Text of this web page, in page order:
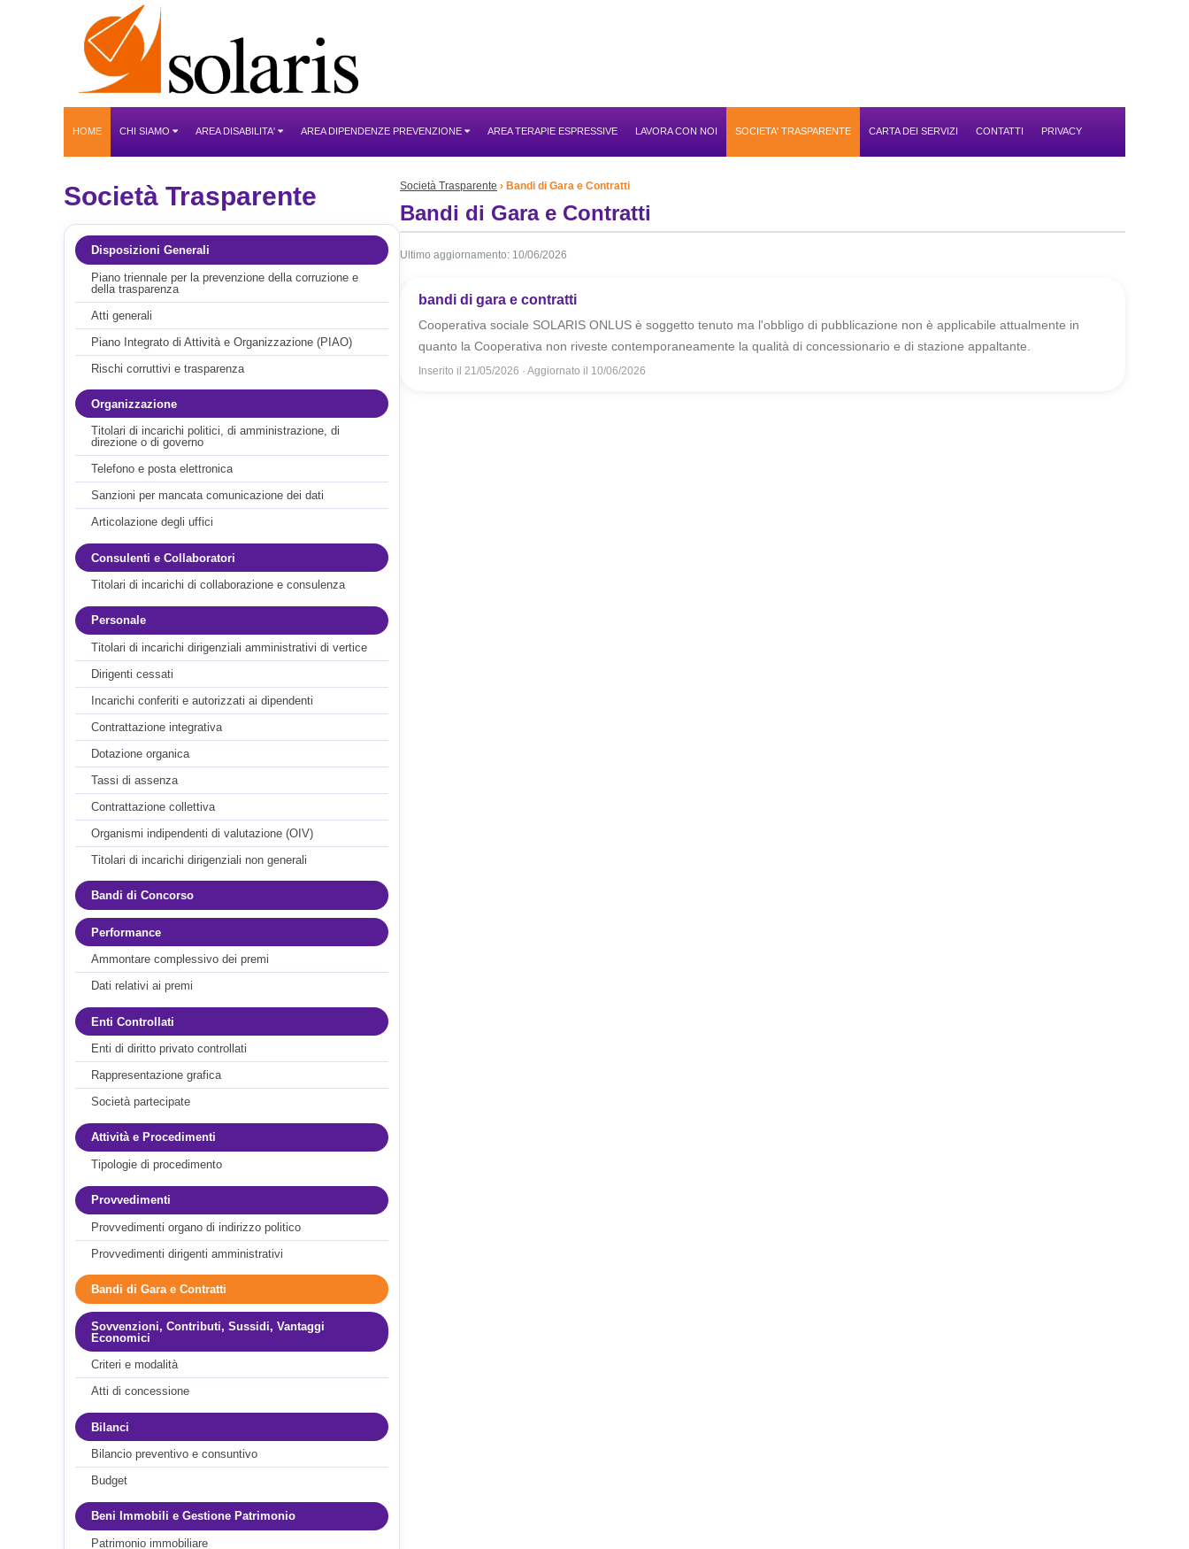
HOME CHI SIAMO AREA DISABILITA' AREA DIPENDENZE PREVENZIONE AREA TERAPIE ESPRESSIVE LAVORA CON NOI SOCIETA' TRASPARENTE CARTA DEI SERVIZI CONTATTI PRIVACY
Società Trasparente
Disposizioni Generali
Piano triennale per la prevenzione della corruzione e
della trasparenza
Atti generali
Piano Integrato di Attività e Organizzazione (PIAO)
Rischi corruttivi e trasparenza
Organizzazione
Titolari di incarichi politici, di amministrazione, di
direzione o di governo
Telefono e posta elettronica
Sanzioni per mancata comunicazione dei dati
Articolazione degli uffici
Consulenti e Collaboratori
Titolari di incarichi di collaborazione e consulenza
Personale
Titolari di incarichi dirigenziali amministrativi di vertice
Dirigenti cessati
Incarichi conferiti e autorizzati ai dipendenti
Contrattazione integrativa
Dotazione organica
Tassi di assenza
Contrattazione collettiva
Organismi indipendenti di valutazione (OIV)
Titolari di incarichi dirigenziali non generali
Bandi di Concorso
Performance
Ammontare complessivo dei premi
Dati relativi ai premi
Enti Controllati
Enti di diritto privato controllati
Rappresentazione grafica
Società partecipate
Attività e Procedimenti
Tipologie di procedimento
Provvedimenti
Provvedimenti organo di indirizzo politico
Provvedimenti dirigenti amministrativi
Bandi di Gara e Contratti
Sovvenzioni, Contributi, Sussidi, Vantaggi
Economici
Criteri e modalità
Atti di concessione
Bilanci
Bilancio preventivo e consuntivo
Budget
Beni Immobili e Gestione Patrimonio
Patrimonio immobiliare
Società Trasparente Bandi di Gara e Contratti
Bandi di Gara e Contratti
Ultimo aggiornamento: 10/06/2026
bandi di gara e contratti
Cooperativa sociale SOLARIS ONLUS è soggetto tenuto ma l'obbligo di pubblicazione non è applicabile attualmente in
quanto la Cooperativa non riveste contemporaneamente la qualità di concessionario e di stazione appaltante.
Inserito il 21/05/2026 · Aggiornato il 10/06/2026